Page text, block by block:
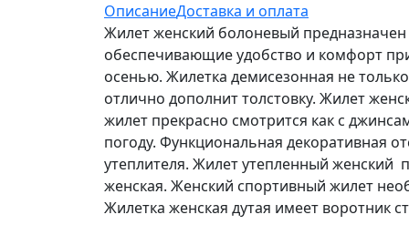
ОписаниеДоставка и оплата
Жилет женский болоневый
обеспечивающие удобство и комфорт
осенью. Жилетка демисезонная не
отлично дополнит толстовку. Жилет
жилет прекрасно смотрится как с
погоду. Функциональная декоративная
утеплителя. Жилет утепленный женский
женская. Женский спортивный жилет
Жилетка женская дутая имеет воротник